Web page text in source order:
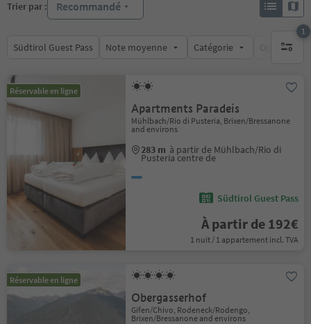
Trier par : Recommandé
Südtirol Guest Pass Note moyenne Catégorie Options de
1
1 filtre
Réservable en ligne
Apartments Paradeis
Mühlbach/Rio di Pusteria, Brixen/Bressanone
and environs
283 m à partir de Mühlbach/Rio di
Pusteria centre de
Südtirol Guest Pass
À partir de 192€
1 nuit / 1 appartement incl. TVA
Réservable en ligne
Obergasserhof
Gifen/Chivo, Rodeneck/Rodengo,
Brixen/Bressanone and environs